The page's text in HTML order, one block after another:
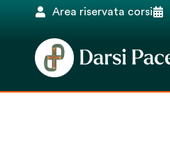
Area riservata corsi